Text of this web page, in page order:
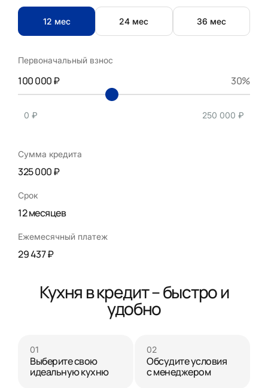
12 мес 24 мес 36 мес
Первоначальный взнос
100 000 ₽ 30%
0 ₽ 250 000 ₽
Сумма кредита
325 000 ₽
Срок
12 месяцев
Ежемесячный платеж
29 437 ₽
Кухня в кредит – быстро и
удобно
Выберите свою
идеальную кухню
Обсудите условия
с менеджером